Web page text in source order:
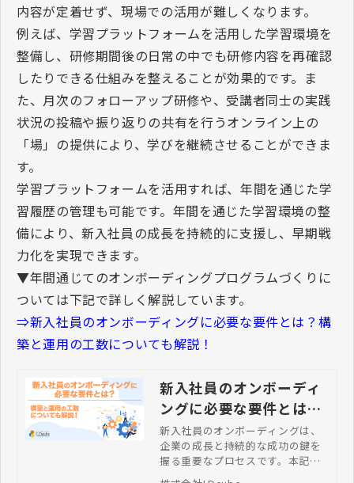
内容が定着せず、現場での活用が難しくなります。
例えば、学習プラットフォームを活用した学習環境を
整備し、研修期間後の日常の中でも研修内容を再確認
したりできる仕組みを整えることが効果的です。ま
た、月次のフォローアップ研修や、受講者同士の実践
状況の投稿や振り返りの共有を行うオンライン上の
「場」の提供により、学びを継続させることができま
す。
学習プラットフォームを活用すれば、年間を通じた学
習履歴の管理も可能です。年間を通じた学習環境の整
備により、新入社員の成長を持続的に支援し、早期戦
力化を実現できます。
▼年間通じてのオンボーディングプログラムづくりに
ついては下記で詳しく解説しています。
⇒新入社員のオンボーディングに必要な要件とは？構
築と運用の工数についても解説！
新入社員のオンボーディ
ングに必要な要件とは？
構築と運用の工数につい
ても解説！
新入社員のオンボーディングは、
企業の成長と持続的な成功の鍵を
握る重要なプロセスです。本記事